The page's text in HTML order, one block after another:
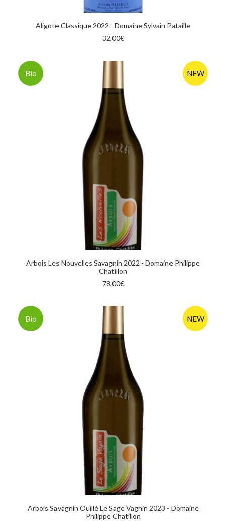
AGGIUNGI AL CARRELLO
Aligote Classique 2022 - Domaine Sylvain Pataille
32,00€
Bio NEW
AGGIUNGI AL CARRELLO
Arbois Les Nouvelles Savagnin 2022 - Domaine Philippe
Chatillon
78,00€
Bio NEW
AGGIUNGI AL CARRELLO
Arbois Savagnin Ouillè Le Sage Vagnin 2023 - Domaine
Philippe Chatillon